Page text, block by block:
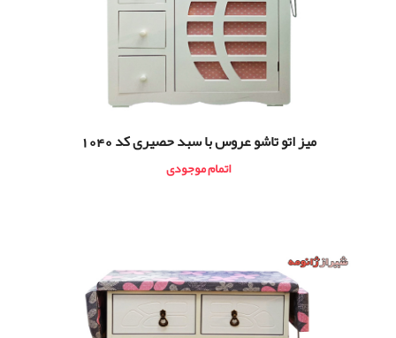
ميز اتو تاشو عروس با سبد حصیری کد 1040
اتمام موجودی